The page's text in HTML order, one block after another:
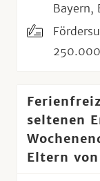
Bayern,
seltenen
Eltern